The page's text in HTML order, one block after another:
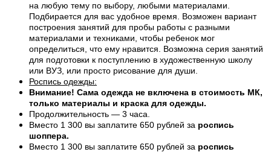
на любую тему по выбору, любыми материалами.
Подбирается для вас удобное время. Возможен вариант
построения занятий для пробы работы с разными
материалами и техниками, чтобы ребенок мог
определиться, что ему нравится. Возможна серия занятий
для подготовки к поступлению в художественную школу
или ВУЗ, или просто рисование для души.
Роспись одежды:
Внимание! Сама одежда не включена в стоимость МК,
только материалы и краска для одежды.
Продолжительность — 3 часа.
Вместо 1 300 вы заплатите 650 рублей за роспись
шоппера.
Вместо 1 300 вы заплатите 650 рублей за роспись